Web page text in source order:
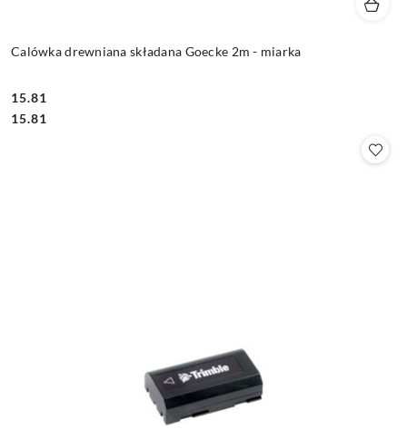
Calówka drewniana składana Goecke 2m - miarka
Cena:
15.81
Cena:
15.81